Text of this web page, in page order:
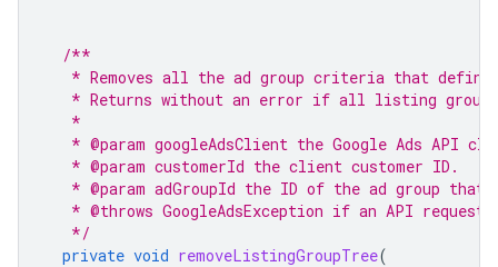
/**
* Removes all the ad group criteria that
* Returns without an error if all listing
   *
* @param googleAdsClient the Google Ads API
   * @param customerId the client customer ID.
* @param adGroupId the ID of the ad group that
* @throws GoogleAdsException if an API request
   */
private void removeListingGroupTree(